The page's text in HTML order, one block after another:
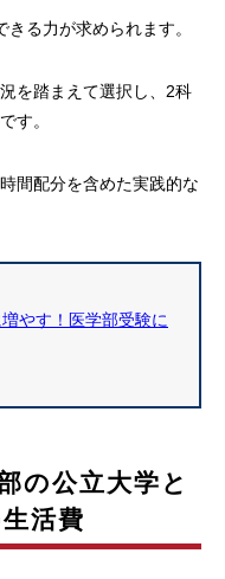
る力が求められます。
を踏まえて選択し、2科
す。
間配分を含めた実践的な
やす！医学部受験に
の公立大学と
活費